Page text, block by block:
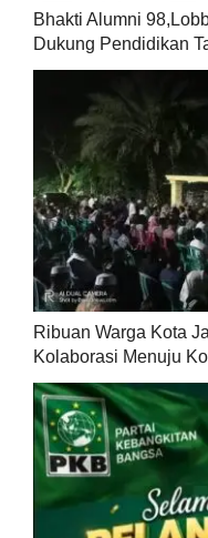
Bhakti Alumni
Dukung Pendidikan
Ribuan Warga Kota
Kolaborasi Menuju